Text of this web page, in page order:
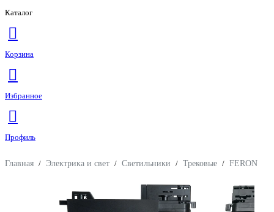
Каталог
Корзина
Избранное
Профиль
Главная / Электрика и свет / Светильники / Трековые / FERON